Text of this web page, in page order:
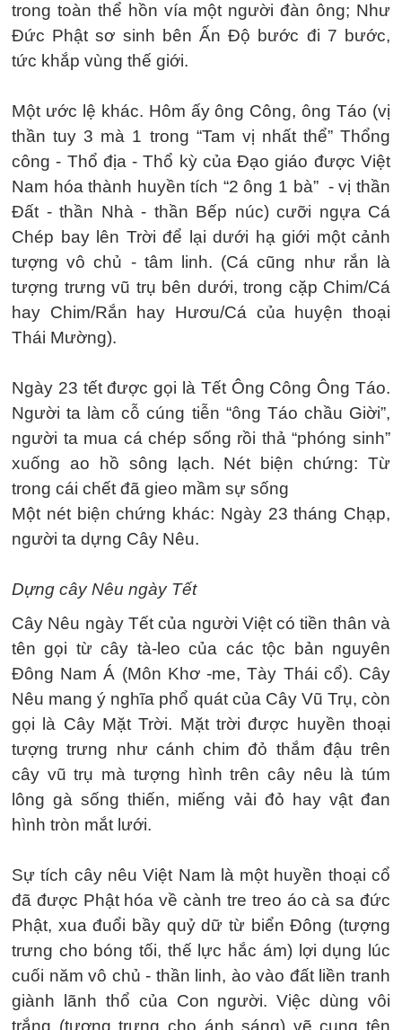
trong toàn thể hồn vía một người đàn ông; Như
Đức Phật sơ sinh bên Ấn Độ bước đi 7 bước,
tức khắp vùng thế giới.
Một ước lệ khác. Hôm ấy ông Công, ông Táo (vị
thần tuy 3 mà 1 trong “Tam vị nhất thể” Thổng
công - Thổ địa - Thổ kỳ của Đạo giáo được Việt
Nam hóa thành huyền tích “2 ông 1 bà” - vị thần
Đất - thần Nhà - thần Bếp núc) cưỡi ngựa Cá
Chép bay lên Trời để lại dưới hạ giới một cảnh
tượng vô chủ - tâm linh. (Cá cũng như rắn là
tượng trưng vũ trụ bên dưới, trong cặp Chim/Cá
hay Chim/Rắn hay Hươu/Cá của huyện thoại
Thái Mường).
Ngày 23 tết được gọi là Tết Ông Công Ông Táo.
Người ta làm cỗ cúng tiễn “ông Táo chầu Giời”,
người ta mua cá chép sống rồi thả “phóng sinh”
xuống ao hồ sông lạch. Nét biện chứng: Từ
trong cái chết đã gieo mầm sự sống
Một nét biện chứng khác: Ngày 23 tháng Chạp,
người ta dựng Cây Nêu.
Dựng cây Nêu ngày Tết
Cây Nêu ngày Tết của người Việt có tiền thân và
tên gọi từ cây tà-leo của các tộc bản nguyên
Đông Nam Á (Môn Khơ -me, Tày Thái cổ). Cây
Nêu mang ý nghĩa phổ quát của Cây Vũ Trụ, còn
gọi là Cây Mặt Trời. Mặt trời được huyền thoại
tượng trưng như cánh chim đỏ thắm đậu trên
cây vũ trụ mà tượng hình trên cây nêu là túm
lông gà sống thiến, miếng vải đỏ hay vật đan
hình tròn mắt lưới.
Sự tích cây nêu Việt Nam là một huyền thoại cổ
đã được Phật hóa về cành tre treo áo cà sa đức
Phật, xua đuổi bầy quỷ dữ từ biển Đông (tượng
trưng cho bóng tối, thế lực hắc ám) lợi dụng lúc
cuối năm vô chủ - thần linh, ào vào đất liền tranh
giành lãnh thổ của Con người. Việc dùng vôi
trắng (tượng trưng cho ánh sáng) vẽ cung tên